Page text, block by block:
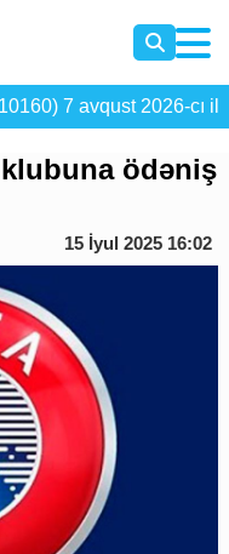
7 avqust 2026-cı il
klubuna ödəniş
15 İyul 2025 16:02